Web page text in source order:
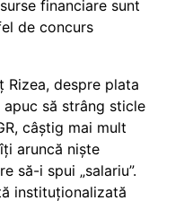
financiare sunt
de concurs
Rizea, despre plata
să strâng sticle
câștig mai mult
aruncă niște
să-i spui „salariu”.
instituționalizată